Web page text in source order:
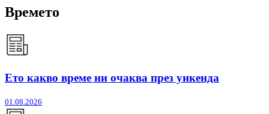
Времето
Ето какво време ни очаква през уикенда
01.08.2026